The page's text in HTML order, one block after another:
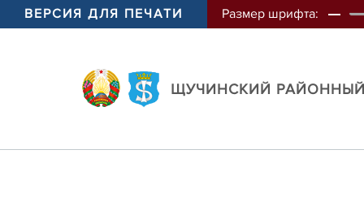
ВЕРСИЯ ДЛЯ ПЕЧАТИ Размер шрифта:
ЩУЧИНСКИЙ